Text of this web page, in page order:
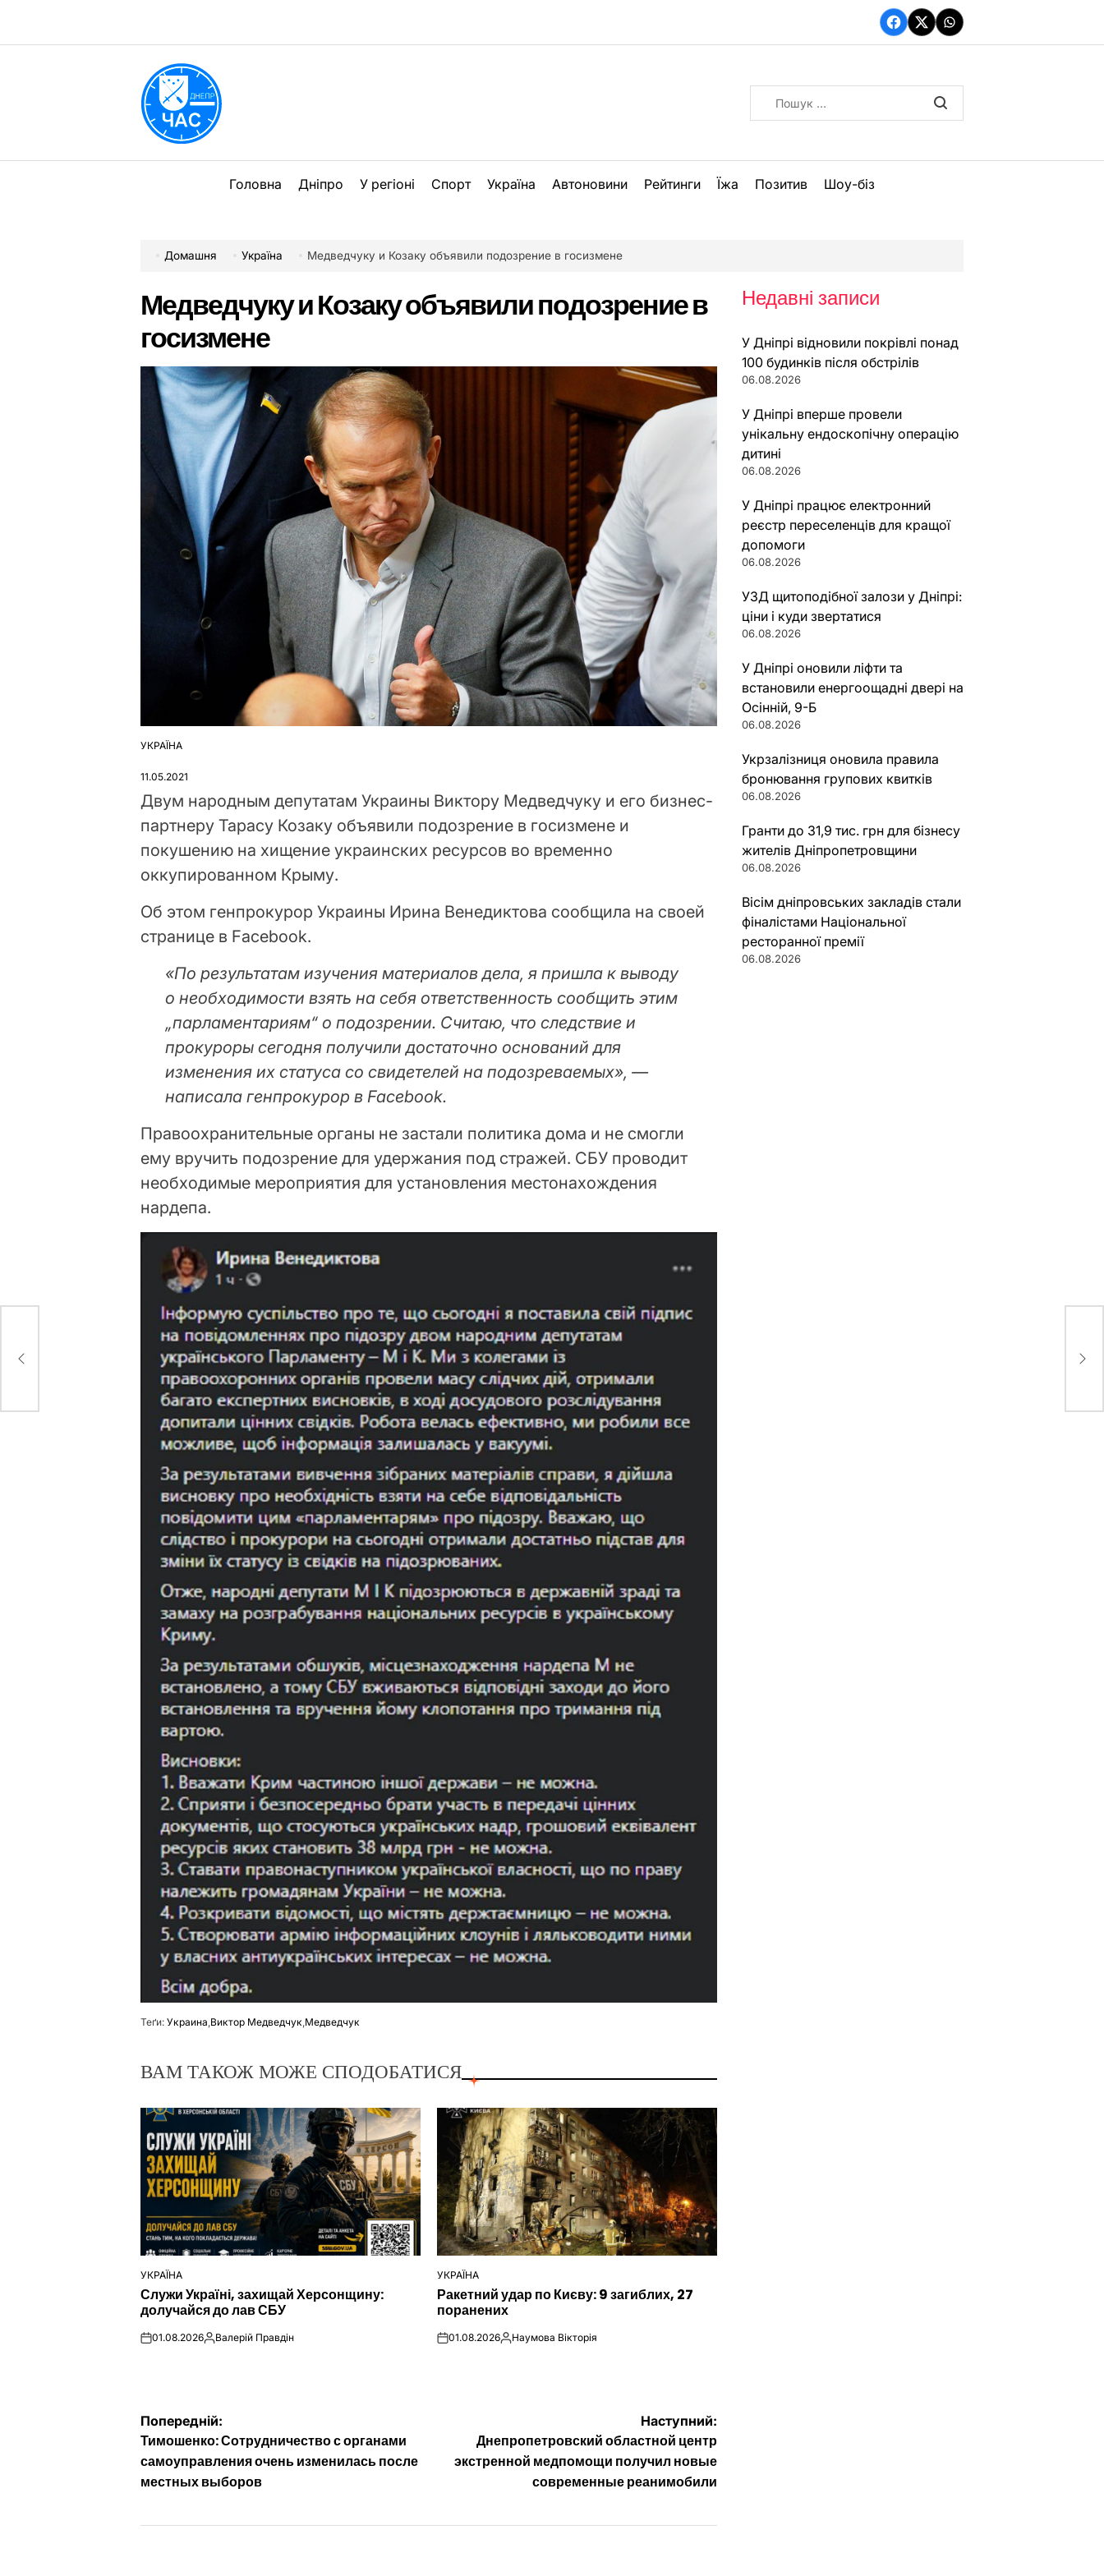
вмісту
Facebook
TwitterWhatsApp
Головна Дніпро У регіоні Спорт Україна Автоновини Рейтинги Їжа Позитив Шоу-біз
Домашня Україна Медведчуку и Козаку объявили подозрение в госизмене
Медведчуку и Козаку объявили подозрение в
госизмене
ОПУБЛІКУВАТИ
УКРАЇНА
11.05.2021
Двум народным депутатам Украины Виктору Медведчуку и его бизнес-
партнеру Тарасу Козаку объявили подозрение в госизмене и
покушению на хищение украинских ресурсов во временно
оккупированном Крыму.
Об этом генпрокурор Украины Ирина Венедиктова сообщила на своей
странице в Facebook.
«По результатам изучения материалов дела, я пришла к выводу
о необходимости взять на себя ответственность сообщить этим
„парламентариям“ о подозрении. Считаю, что следствие и
прокуроры сегодня получили достаточно оснований для
изменения их статуса со свидетелей на подозреваемых», —
написала генпрокурор в Facebook.
Правоохранительные органы не застали политика дома и не смогли
ему вручить подозрение для удержания под стражей. СБУ проводит
необходимые мероприятия для установления местонахождения
нардепа.
Теґи: Украина Виктор Медведчук Медведчук
ВАМ ТАКОЖ МОЖЕ СПОДОБАТИСЯ
ОПУБЛІКУВАТИ
У
УКРАЇНА
Служи Україні, захищай Херсонщину:
долучайся до лав СБУ
on01.08.2026Опубліковано
Валерій Правдін
ОПУБЛІКУВАТИ
У
УКРАЇНА
Ракетний удар по Києву: 9 загиблих, 27
поранених
on01.08.2026Опубліковано
Наумова Вікторія
Навігація
записів
Попередній:
Тимошенко: Сотрудничество с органами
самоуправления очень изменилась после
местных выборов
Наступний:
Днепропетровский областной центр
экстренной медпомощи получил новые
современные реанимобили
Недавні записи
У Дніпрі відновили покрівлі понад
100 будинків після обстрілів
06.08.2026
У Дніпрі вперше провели
унікальну ендоскопічну операцію
дитині
06.08.2026
У Дніпрі працює електронний
реєстр переселенців для кращої
допомоги
06.08.2026
УЗД щитоподібної залози у Дніпрі:
ціни і куди звертатися
06.08.2026
У Дніпрі оновили ліфти та
встановили енергоощадні двері на
Осінній, 9-Б
06.08.2026
Укрзалізниця оновила правила
бронювання групових квитків
06.08.2026
Гранти до 31,9 тис. грн для бізнесу
жителів Дніпропетровщини
06.08.2026
Вісім дніпровських закладів стали
фіналістами Національної
ресторанної премії
06.08.2026